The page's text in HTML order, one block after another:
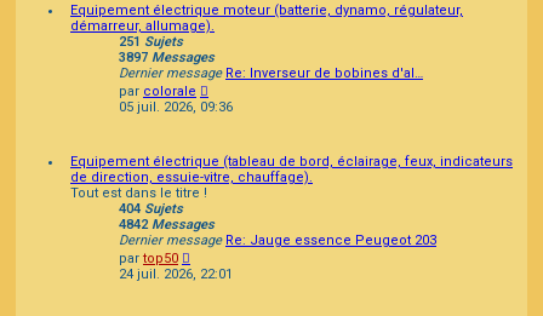
Equipement électrique moteur (batterie, dynamo, régulateur,
démarreur, allumage).
251 Sujets
3897 Messages
Dernier message Re: Inverseur de bobines d'al…
par colorale
le
05 juil. 2026, 09:36
Equipement électrique (tableau de bord, éclairage, feux, indicateurs
de direction, essuie-vitre, chauffage).
Tout est dans le titre !
404 Sujets
4842Messages
Dernier message Re: Jauge essence Peugeot 203
par top50
le
dernier
24 juil. 2026, 22:01